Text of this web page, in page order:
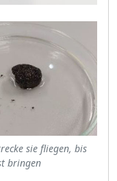
sie fliegen, bis
bringen